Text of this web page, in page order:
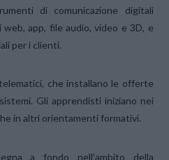
di comunicazione digitali
app, file audio, video e 3D, e
per i clienti.
che installano le offerte
Gli apprendisti iniziano nei
in altri orientamenti formativi.
a fondo nell’ambito della